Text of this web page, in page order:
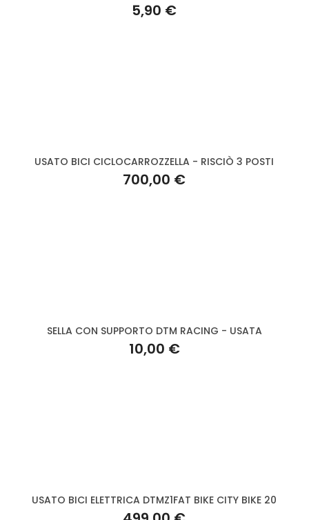
5,90 €
USATO BICI CICLOCARROZZELLA - RISCIÒ 3 POSTI
700,00 €
SELLA CON SUPPORTO DTM RACING - USATA
10,00 €
USATO BICI ELETTRICA DTMZ1FAT BIKE CITY BIKE 20